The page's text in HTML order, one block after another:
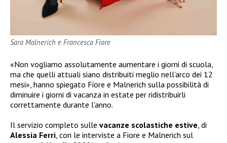
Sara Malnerich e Francesca Fiore
«Non vogliamo assolutamente aumentare i giorni di scuola,
ma che quelli attuali siano distribuiti meglio nell’arco dei 12
mesi», hanno spiegato Fiore e Malnerich sulla possibilità di
diminuire i giorni di vacanza in estate per ridistribuirli
correttamente durante l’anno.
Il servizio completo sulle vacanze scolastiche estive, di
Alessia Ferri, con le interviste a Fiore e Malnerich sul